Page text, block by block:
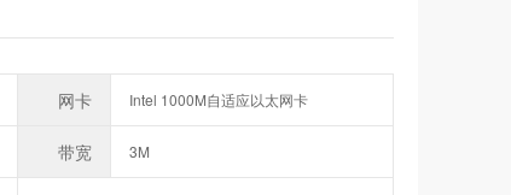
网卡 Intel 1000M自适应以太网卡
带宽 3M